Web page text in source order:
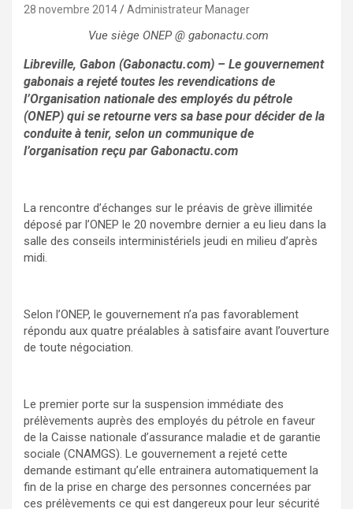
28 novembre 2014 Administrateur Manager
Vue siège ONEP @ gabonactu.com
Libreville, Gabon (Gabonactu.com) – Le gouvernement
gabonais a rejeté toutes les revendications de
l’Organisation nationale des employés du pétrole
(ONEP) qui se retourne vers sa base pour décider de la
conduite à tenir, selon un communique de
l’organisation reçu par Gabonactu.com
La rencontre d’échanges sur le préavis de grève illimitée
déposé par l’ONEP le 20 novembre dernier a eu lieu dans la
salle des conseils interministériels jeudi en milieu d’après
midi.
Selon l’ONEP, le gouvernement n’a pas favorablement
répondu aux quatre préalables à satisfaire avant l’ouverture
de toute négociation.
Le premier porte sur la suspension immédiate des
prélèvements auprès des employés du pétrole en faveur
de la Caisse nationale d’assurance maladie et de garantie
sociale (CNAMGS). Le gouvernement a rejeté cette
demande estimant qu’elle entrainera automatiquement la
fin de la prise en charge des personnes concernées par
ces prélèvements ce qui est dangereux pour leur sécurité